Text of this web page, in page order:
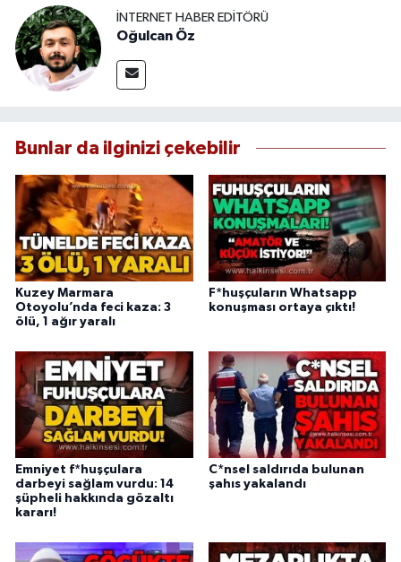
İNTERNET HABER EDITÖRÜ
Oğulcan Öz
Bunlar da ilginizi çekebilir
Kuzey Marmara
Otoyolu’nda feci kaza: 3
ölü, 1 ağır yaralı
F*huşçuların Whatsapp
konuşması ortaya çıktı!
Emniyet f*huşçulara
darbeyi sağlam vurdu: 14
şüpheli hakkında gözaltı
kararı!
C*nsel saldırıda bulunan
şahıs yakalandı